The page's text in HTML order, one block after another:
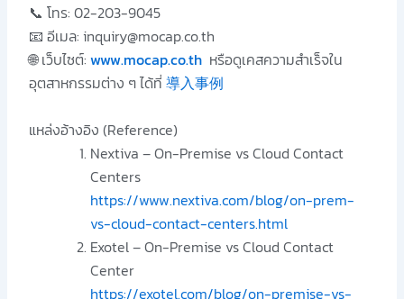
📞 โทร: 02-203-9045
📧 อีเมล: inquiry@mocap.co.th
🌐 เว็บไซต์: www.mocap.co.th หรือดูเคสความสำเร็จใน
อุตสาหกรรมต่าง ๆ ได้ที่導入事例
แหล่งอ้างอิง (Reference)
Nextiva – On-Premise vs Cloud Contact
Centers
https://www.nextiva.com/blog/on-prem-
vs-cloud-contact-centers.html
Exotel – On-Premise vs Cloud Contact
Center
https://exotel.com/blog/on-premise-vs-